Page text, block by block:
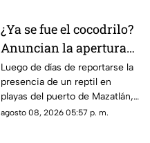
¿Ya se fue el cocodrilo?
Anuncian la apertura
de playas en Mazatlán
tras cuatro días
cerradas
Luego de días de reportarse la
presencia de un reptil en
playas del puerto de Mazatlán,
autoridades confirmaron la
agosto 08, 2026 05:57 p. m.